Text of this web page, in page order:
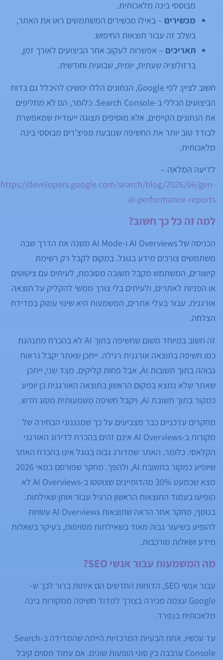
מבוססי בינה מלאכותית.
מכשירים – באילו מכשירים המשתמשים ראו את האתר,
בשלב זה עבור תוצאות החיפוש.
תאריכים – אפשרות לעקוב אחר הביצועים לאורך זמן,
ברזולוציה שעתית, יומית, שבועית וחודשית.
חשוב לציין: לפי Google, הנתונים הללו ימשיכו להיכלל גם בדוח
הביצועים הכללי ב-Search Console. כלומר, הם לא מחליפים
את הנתונים הקיימים, אלא מוסיפים תצוגה ייעודית שמאפשרת
לבודד טוב יותר את החשיפה שנובעת מפיצ'רים מבוססי בינה
מלאכותית.
לדיעה המלאה –
https://developers.google.com/search/blog/2026/06/gen-
ai-performance-reports
למה זה כל כך חשוב?
הכניסה של AI Overviews ו-AI Mode משנה את הדרך שבה
משתמשים צורכים מידע בגוגל. במקום לקבל רק רשימת
קישורים, המשתמש מקבל תשובה מסוכמת, לעיתים עם ציטוטים
או הפניות לאתרים, ולעיתים בלי צורך ממשי להקליק על תוצאה
אורגנית. עבור בעלי אתרים, המשמעות היא שינוי עמוק במדידת
הצלחה.
זה חשוב במיוחד משום שחשיפה בתוך AI לא בהכרח מתנהגת
כמו חשיפה בתוצאה אורגנית רגילה. ייתכן שאתר יקבל נראות
גבוהה בתוך תשובות AI, אבל פחות קליקים. מצד שני, ייתכן
שאתר שלא נמצא במקום הראשון בתוצאה האורגנית כן יופיע
כמקור בתוך תשובת AI, ויקבל חשיפה משמעותית מסוג חדש.
מחקרים עדכניים כבר מצביעים על כך שמנגנוני הבחירה של
מקורות ב-AI Overviews אינם זהים בהכרח לדירוג האורגני
הקלאסי. כלומר, האתר שמדורג גבוה בגוגל אינו בהכרח האתר
שיופיע כמקור בתשובת AI, ולהפך. מחקר שפורסם במאי 2026
מצא שכמעט 30% מהדומיינים שצוטטו ב-AI Overviews לא
הופיעו בעמוד התוצאות הראשון הרגיל עבור אותן שאילתות.
בנוסף, מחקר אחר הראה שתוצאות AI Overviews עשויות
להופיע בשיעור גבוה מאוד בשאילתות מסוימות, בעיקר בשאלות
מידע ושאלות מורכבות.
מה המשמעות עבור אנשי SEO?
עבור אנשי SEO, הדוחות החדשים הם איתות ברור לכך ש-
Google עצמה מכירה בצורך למדוד חשיפה ממקורות בינה
מלאכותית בנפרד.
עד עכשיו, אחת הבעיות המרכזיות הייתה שהמדידה ב-Search
Console ערבבה בין סוגי הופעות שונים. אם עמוד מסוים קיבל